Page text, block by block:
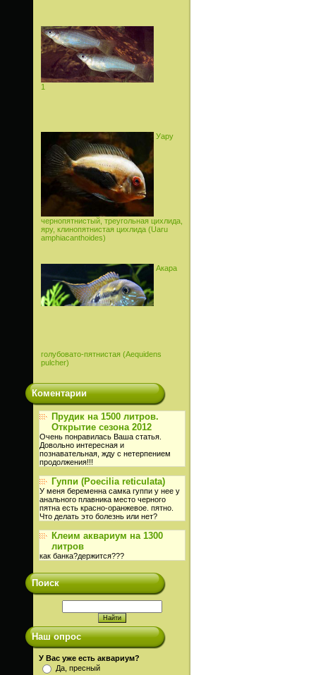
1
Уару
чернопятнистый, треугольная цихлида,
яру, клинопятнистая цихлида (Uaru
amphiacanthoides)
Акара
голубовато-пятнистая (Aequidens
pulcher)
Коментарии
Прудик на 1500 литров.
Открытие сезона 2012
Очень понравилась Ваша статья.
Довольно интересная и
познавательная, жду с нетерпением
продолжения!!!
Гуппи (Poecilia reticulata)
У меня беременна самка гуппи у нее у
анального плавника место черного
пятна есть красно-оранжевое. пятно.
Что делать это болезнь или нет?
Клеим аквариум на 1300
литров
как банка?держится???
Поиск
Наш опрос
У Вас уже есть аквариум?
Да, пресный